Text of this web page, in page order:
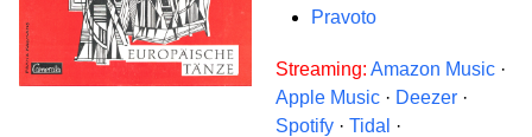
Pravoto
Streaming: Amazon Music ·
Apple Music · Deezer ·
Spotify · Tidal ·